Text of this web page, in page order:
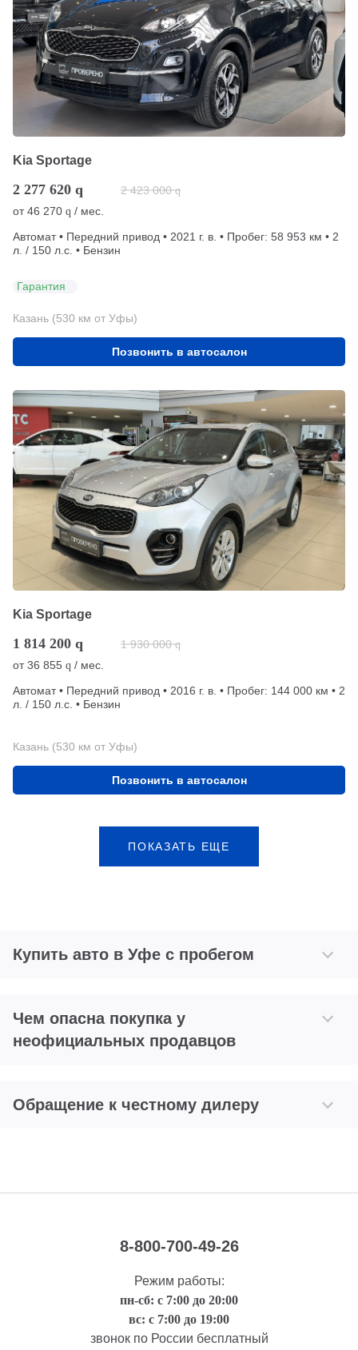
Kia Sportage
2 277 620 q 2 423 000 q
от46 270 q / мес.
Автомат • Передний привод • 2021 г. в. • Пробег: 58 953 км • 2
л. / 150 л.с. • Бензин
Гарантия
Казань (530 км от Уфы)
Позвонить в автосалон
Kia Sportage
1 814 200 q 1 930 000 q
от36 855 q / мес.
Автомат • Передний привод • 2016 г. в. • Пробег: 144 000 км • 2
л. / 150 л.с. • Бензин
Казань (530 км от Уфы)
Позвонить в автосалон
ПОКАЗАТЬ ЕЩЕ
Купить авто в Уфе с пробегом
Чем опасна покупка у
неофициальных продавцов
Обращение к честному дилеру
8-800-700-49-26
Режим работы:
пн-сб: с 7:00 до 20:00
вс: с 7:00 до 19:00
звонок по России бесплатный